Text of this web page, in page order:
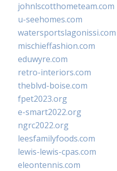
johnlscotthometeam.com
u-seehomes.com
watersportslagonissi.com
mischieffashion.com
eduwyre.com
retro-interiors.com
theblvd-boise.com
fpet2023.org
e-smart2022.org
ngrc2022.org
leesfamilyfoods.com
lewis-lewis-cpas.com
eleontennis.com